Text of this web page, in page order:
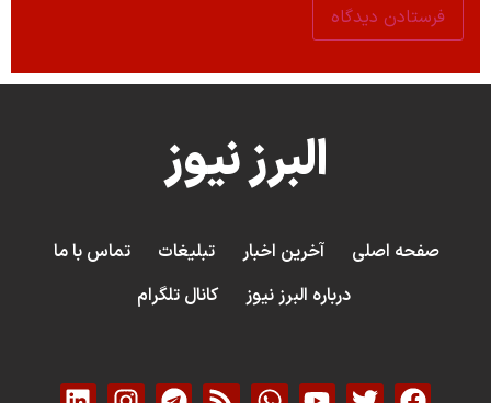
البرز نیوز
صفحه اصلی آخرین اخبار تبلیغات
تماس با ما
درباره البرز نیوز
کانال تلگرام